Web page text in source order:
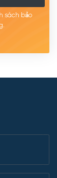
sách bảo